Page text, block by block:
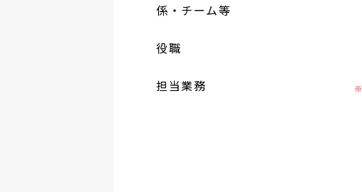
係・チーム等
役職
担当業務 ※